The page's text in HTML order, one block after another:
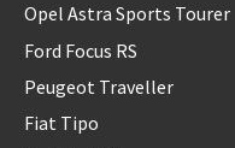
Opel Astra Sports Tourer
Ford Focus RS
Peugeot Traveller
Fiat Tipo